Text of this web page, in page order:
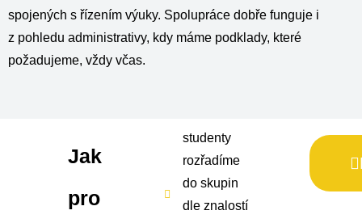
spojených s řízením výuky. Spolupráce dobře funguje i
z pohledu administrativy, kdy máme podklady, které
požadujeme, vždy včas.
Jak
pro
studenty
rozřadíme
do skupin
dle znalostí